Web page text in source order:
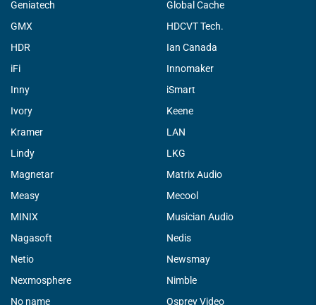
Geniatech
Global Cache
GMX
HDCVT Tech.
HDR
Ian Canada
iFi
Innomaker
Inny
iSmart
Ivory
Keene
Kramer
LAN
Lindy
LKG
Magnetar
Matrix Audio
Measy
Mecool
MINIX
Musician Audio
Nagasoft
Nedis
Netio
Newsmay
Nexmosphere
Nimble
No name
Osprey Video